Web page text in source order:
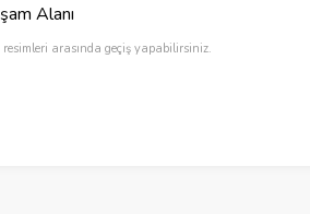
Alanı
arasında geçiş yapabilirsiniz.